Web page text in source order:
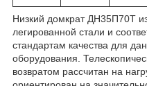
Низкий домкрат ДН35П70Т
легированной стали и
стандартам качества для
оборудования.
возвратом рассчитан на